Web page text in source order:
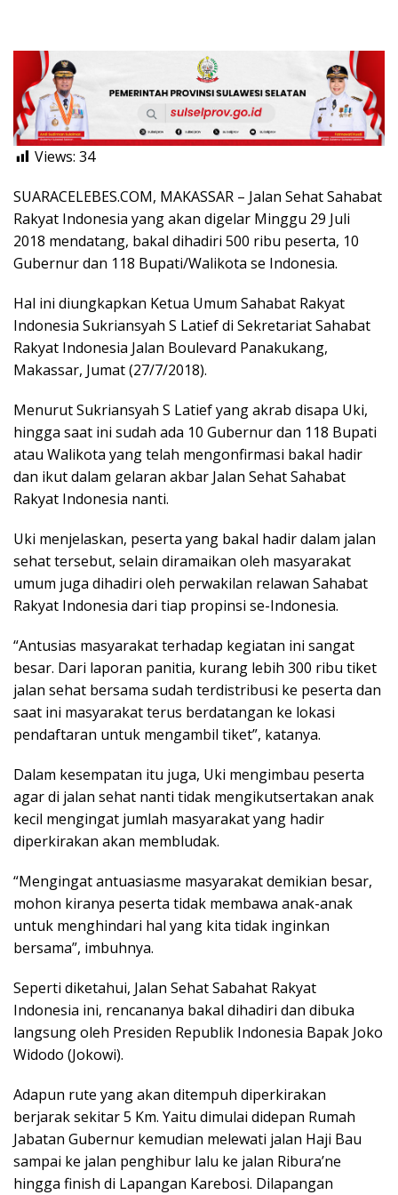
Views: 34
SUARACELEBES.COM, MAKASSAR – Jalan Sehat Sahabat
Rakyat Indonesia yang akan digelar Minggu 29 Juli
2018 mendatang, bakal dihadiri 500 ribu peserta, 10
Gubernur dan 118 Bupati/Walikota se Indonesia.
Hal ini diungkapkan Ketua Umum Sahabat Rakyat
Indonesia Sukriansyah S Latief di Sekretariat Sahabat
Rakyat Indonesia Jalan Boulevard Panakukang,
Makassar, Jumat (27/7/2018).
Menurut Sukriansyah S Latief yang akrab disapa Uki,
hingga saat ini sudah ada 10 Gubernur dan 118 Bupati
atau Walikota yang telah mengonfirmasi bakal hadir
dan ikut dalam gelaran akbar Jalan Sehat Sahabat
Rakyat Indonesia nanti.
Uki menjelaskan, peserta yang bakal hadir dalam jalan
sehat tersebut, selain diramaikan oleh masyarakat
umum juga dihadiri oleh perwakilan relawan Sahabat
Rakyat Indonesia dari tiap propinsi se-Indonesia.
“Antusias masyarakat terhadap kegiatan ini sangat
besar. Dari laporan panitia, kurang lebih 300 ribu tiket
jalan sehat bersama sudah terdistribusi ke peserta dan
saat ini masyarakat terus berdatangan ke lokasi
pendaftaran untuk mengambil tiket”, katanya.
Dalam kesempatan itu juga, Uki mengimbau peserta
agar di jalan sehat nanti tidak mengikutsertakan anak
kecil mengingat jumlah masyarakat yang hadir
diperkirakan akan membludak.
“Mengingat antuasiasme masyarakat demikian besar,
mohon kiranya peserta tidak membawa anak-anak
untuk menghindari hal yang kita tidak inginkan
bersama”, imbuhnya.
Seperti diketahui, Jalan Sehat Sabahat Rakyat
Indonesia ini, rencananya bakal dihadiri dan dibuka
langsung oleh Presiden Republik Indonesia Bapak Joko
Widodo (Jokowi).
Adapun rute yang akan ditempuh diperkirakan
berjarak sekitar 5 Km. Yaitu dimulai didepan Rumah
Jabatan Gubernur kemudian melewati jalan Haji Bau
sampai ke jalan penghibur lalu ke jalan Ribura’ne
hingga finish di Lapangan Karebosi. Dilapangan